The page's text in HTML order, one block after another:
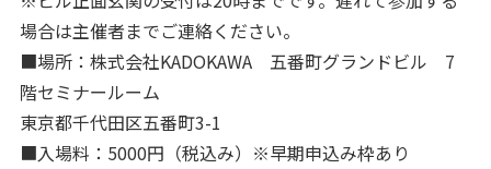
場合は主催者までご連絡ください。
■場所：株式会社KADOKAWA 五番町グランドビル 7
階セミナールーム
東京都千代田区五番町3-1
■入場料：5000円（税込み）※早期申込み枠あり